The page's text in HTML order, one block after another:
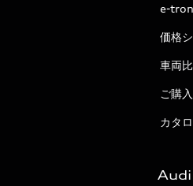
e-tron
価格
車両
ご購
カタ
Audi